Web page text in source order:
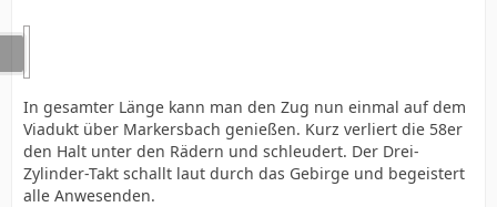
In gesamter Länge kann man den Zug nun einmal auf dem
Viadukt über Markersbach genießen. Kurz verliert die 58er
den Halt unter den Rädern und schleudert. Der Drei-
Zylinder-Takt schallt laut durch das Gebirge und begeistert
alle Anwesenden.